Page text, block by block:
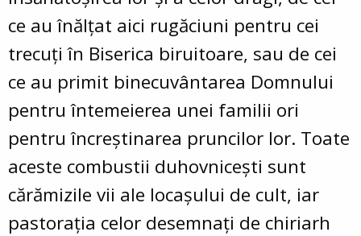
ce au înălțat aici rugăciuni pentru cei
trecuți în Biserica biruitoare, sau de cei
ce au primit binecuvântarea Domnului
pentru întemeierea unei familii ori
pentru încreștinarea pruncilor lor. Toate
aceste combustii duhovnicești sunt
cărămizile vii ale locașului de cult, iar
pastorația celor desemnați de chiriarh